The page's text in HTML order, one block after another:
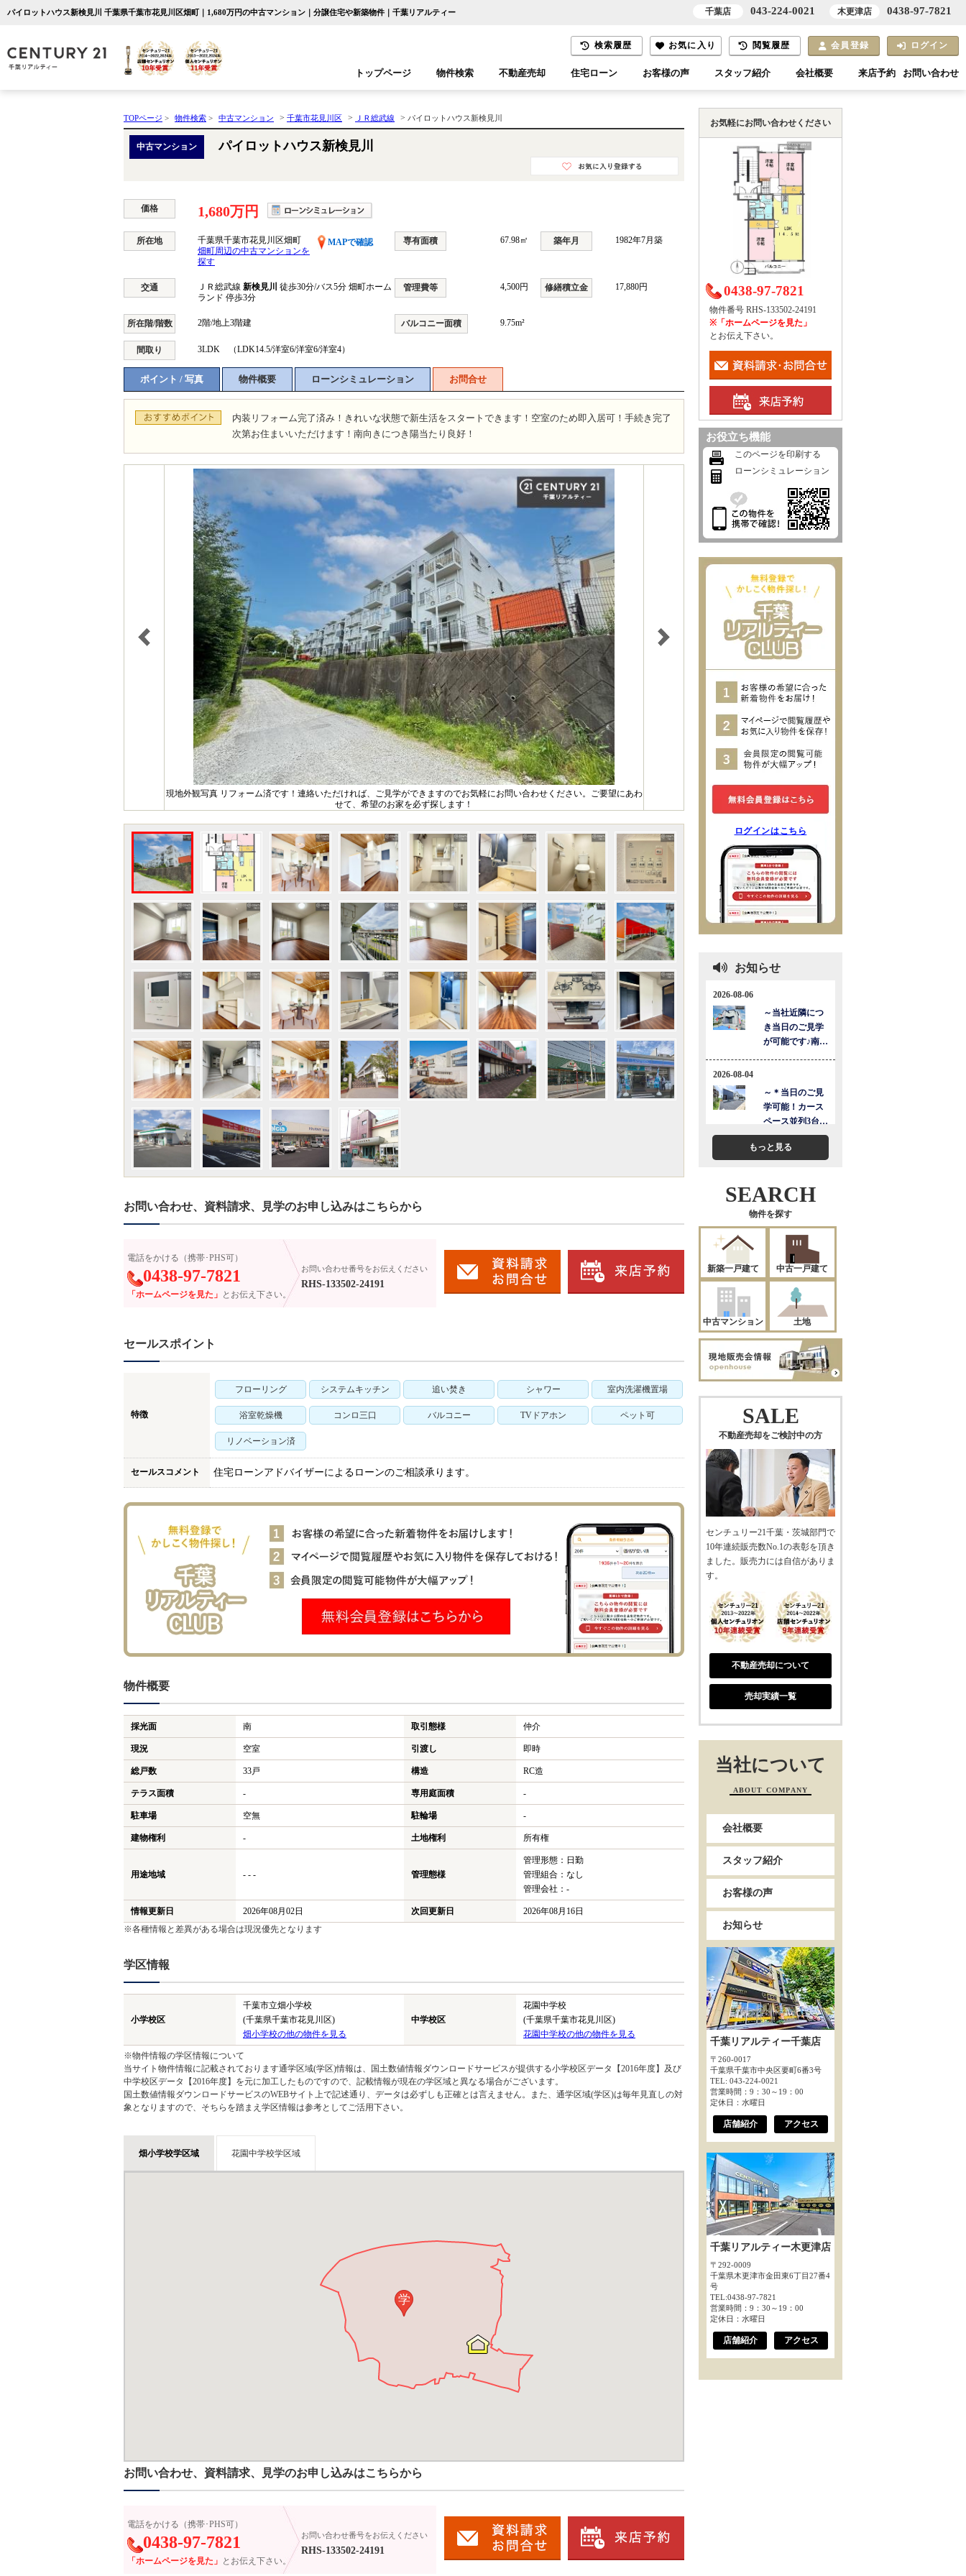
パイロットハウス新検見川 千葉県千葉市花見川区畑町｜1,680万円の中古マンション｜分譲住宅や新築物件｜千葉リアルティー
検索履歴 お気に入り 閲覧履歴 会員登録 ログイン
トップページ 物件検索
千葉エリア 木更津エリア
不動産売却 住宅ローン お客様の声 スタッフ紹介 会社概要 来店予約 お問い合わせ
TOPページ > 物件検索 > 中古マンション > 千葉市花見川区 > ＪＲ総武線 > パイロットハウス新検見川
中古マンション パイロットハウス新検見川
価格 1,680万円
所在地 千葉県千葉市花見川区畑町
MAPで確認
畑町周辺の中古マンションを
探す
専有面積 67.98㎡ 築年月 1982年7月築
交通 ＪＲ総武線 新検見川 徒歩30分/バス5分 畑町ホーム
ランド 停歩3分
管理費等 4,500円 修繕積立金 17,880円
所在階/階数 2階/地上3階建 バルコニー面積 9.75m²
間取り 3LDK （LDK14.5/洋室6/洋室6/洋室4）
ポイント / 写真 物件概要 ローンシミュレーション お問合せ
内装リフォーム完了済み！きれいな状態で新生活をスタートできます！空室のため即入居可！手続き完了
次第お住まいいただけます！南向きにつき陽当たり良好！
現地外観写真 リフォーム済です！連絡いただければ、ご見学ができますのでお気軽にお問い合わせください。ご要望にあわ
せて、希望のお家を必ず探します！
お問い合わせ、資料請求、見学のお申し込みはこちらから
電話をかける（携帯･PHS可）
0438-97-7821
「ホームページを見た」 とお伝え下さい。
お問い合わせ番号をお伝えください
RHS-133502-24191
セールスポイント
特徴
フローリング システムキッチン 追い焚き シャワー 室内洗濯機置場
浴室乾燥機 コンロ三口 バルコニー TVドアホン ペット可
リノベーション済
セールスコメント 住宅ローンアドバイザーによるローンのご相談承ります。
物件概要
採光面 南 取引態様 仲介
現況 空室 引渡し 即時
総戸数 33戸 構造 RC造
テラス面積 - 専用庭面積 -
駐車場 空無 駐輪場 -
建物権利 - 土地権利 所有権
用途地域 - - - 管理態様
管理形態：日勤
管理組合：なし
管理会社：-
情報更新日 2026年08月02日 次回更新日
2026年08月16日
※各種情報と差異がある場合は現況優先となります
学区情報
小学校区
千葉市立畑小学校
(千葉県千葉市花見川区)
畑小学校の他の物件を見る
中学校区
花園中学校
(千葉県千葉市花見川区)
花園中学校の他の物件を見る
※物件情報の学区情報について
当サイト物件情報に記載されております通学区域(学区)情報は、国土数値情報ダウンロードサービスが提供する小学校区データ【2016年度】及び
中学校区データ【2016年度】を元に加工したものですので、記載情報が現在の学区域と異なる場合がございます。
国土数値情報ダウンロードサービスのWEBサイト上で記述通り、データは必ずしも正確とは言えません。また、通学区域(学区)は毎年見直しの対
象となりますので、そちらを踏まえ学区情報は参考としてご活用下さい。
畑小学校学区域 花園中学校学区域
学
お問い合わせ、資料請求、見学のお申し込みはこちらから
電話をかける（携帯･PHS可）
0438-97-7821
「ホームページを見た」 とお伝え下さい。
お問い合わせ番号をお伝えください
RHS-133502-24191
お気軽にお問い合わせください
0438-97-7821
物件番号 RHS-133502-24191
※「ホームページを見た」
とお伝え下さい。
お役立ち機能
このページを印刷する
ローンシミュレーション
ログインはこちら
お知らせ
もっと見る
SEARCH
物件を探す
新築一戸建て 中古一戸建て
中古マンション 土地
SALE
不動産売却をご検討中の方
センチュリー21千葉・茨城部門で
10年連続販売数No.1の表彰を頂き
ました。販売力には自信がありま
す。
不動産売却について
売却実績一覧
当社について
ABOUT COMPANY
会社概要
スタッフ紹介
お客様の声
お知らせ
千葉リアルティー千葉店
〒260-0017
千葉県千葉市中央区要町6番3号
TEL: 043-224-0021
営業時間：9：30～19：00
定休日：水曜日
店舗紹介 アクセス
千葉リアルティー木更津店
〒292-0009
千葉県木更津市金田東6丁目27番4
号
TEL:0438-97-7821
営業時間：9：30～19：00
定休日：水曜日
店舗紹介 アクセス
千葉店 043-224-0021 木更津店 0438-97-7821